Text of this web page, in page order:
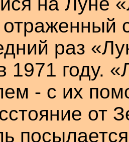
раз
1971 году.
- с их
от